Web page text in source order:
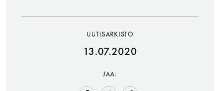
UUTISARKISTO
13.07.2020
JAA: